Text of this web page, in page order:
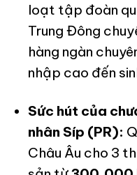
loạt tập đoàn
Trung Đông
hàng ngàn
nhập cao đến
Sức hút của
nhân Síp (PR):
Châu Âu cho 3